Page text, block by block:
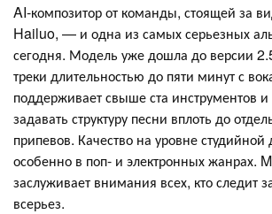
AI-композитор от команды, стоящей за
Hailuo, — и одна из самых серьезных
сегодня. Модель уже дошла до версии
треки длительностью до пяти минут с
поддерживает свыше ста инструментов и
задавать структуру песни вплоть до
припевов. Качество на уровне
особенно в поп- и электронных жанрах.
заслуживает внимания всех, кто следит
всерьез.